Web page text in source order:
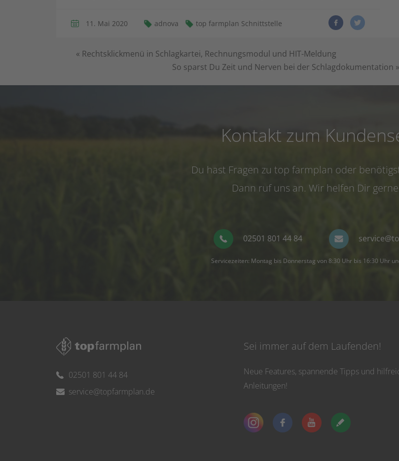
11. Mai 2020 adnova top farmplan Schnittstelle
« Rechtsklickmenü in Schlagkartei, Rechnungsmodul und HIT-Meldung
So sparst Du Zeit und Nerven bei der Schlagdokumentation »
Kontakt zum
Du hast Fragen zu top farmplan oder
Dann ruf uns an. Wir helfen Dir
02501 801 44 84
Servicezeiten: Montag bis Donnerstag von 8:30 Uhr bis 16:30 Uhr
02501 801 44 84
service@topfarmplan.de
Sei immer auf dem Laufenden!
Neue Features, spannende Tipps und
Anleitungen!